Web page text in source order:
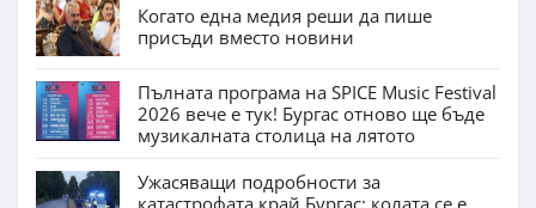
Когато една медия реши да пише
присъди вместо новини
Пълната програма на SPICE Music Festival
2026 вече е тук! Бургас отново ще бъде
музикалната столица на лятото
Ужасяващи подробности за
катастрофата край Бургас: колата се е